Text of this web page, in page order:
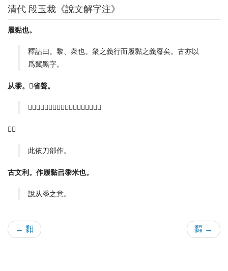
清代 段玉裁《說文解字注》
履黏也。
釋詁曰。黎、衆也。衆之義行而履黏之義廢矣。古亦以
爲黧黑字。
从黍。𥝤省聲。
𥝤省者、不欲重禾也。郞奚切。十五部。
𥝤、
此依刀部作。
古文利。作履黏㠯黍米也。
說从黍之意。
← 䵒 䵗 →